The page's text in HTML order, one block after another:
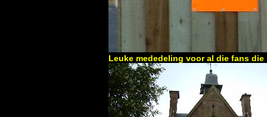
Leuke mededeling voor al die fans die